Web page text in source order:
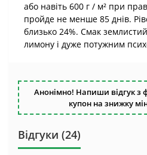
або навіть 600 г / м² при
пройде не менше 85 днів.
близько 24%. Смак
лимону і дуже потужним
Анонімно! Напиши відгук з
купон на знижку
Відгуки (24)